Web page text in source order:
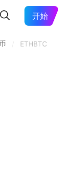
开始
ETHBTC